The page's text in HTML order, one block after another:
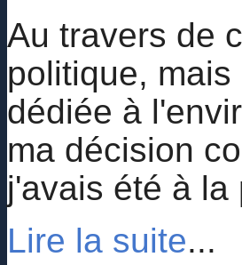
Au travers de
politique,
dédiée à
ma décision
j'avais été à
Lire la suite...